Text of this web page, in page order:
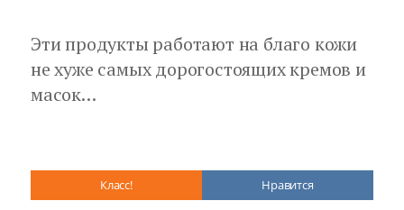
Эти продукты работают на благо кожи
не хуже самых дорогостоящих кремов и
масок…
Класс! Нравится